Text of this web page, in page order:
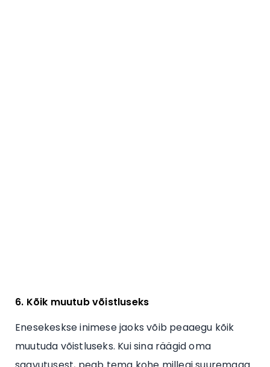
6. Kõik muutub võistluseks
Enesekeskse inimese jaoks võib peaaegu kõik
muutuda võistluseks. Kui sina räägid oma